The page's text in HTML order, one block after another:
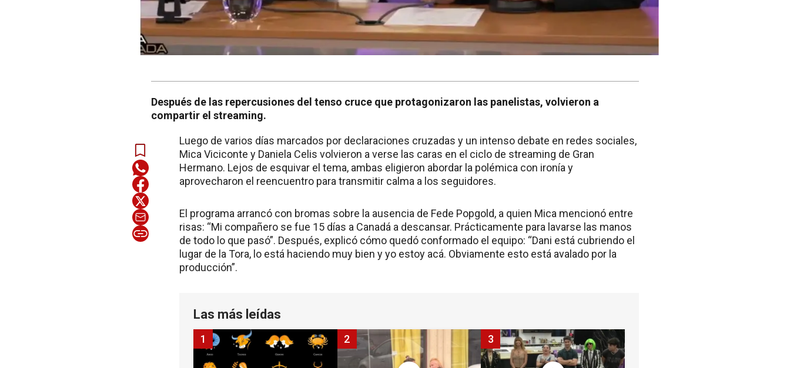
Después de las repercusiones del tenso cruce que protagonizaron las panelistas, volvieron a
compartir el streaming.
Luego de varios días marcados por declaraciones cruzadas y un intenso debate en redes sociales,
Mica Viciconte y Daniela Celis volvieron a verse las caras en el ciclo de streaming de Gran
Hermano. Lejos de esquivar el tema, ambas eligieron abordar la polémica con ironía y
aprovecharon el reencuentro para transmitir calma a los seguidores.
El programa arrancó con bromas sobre la ausencia de Fede Popgold, a quien Mica mencionó entre
risas: “Mi compañero se fue 15 días a Canadá a descansar. Prácticamente para lavarse las manos
de todo lo que pasó”. Después, explicó cómo quedó conformado el equipo: “Dani está cubriendo el
lugar de la Tora, lo está haciendo muy bien y yo estoy acá. Obviamente esto está avalado por la
producción”.
Las más leídas
1 2 3